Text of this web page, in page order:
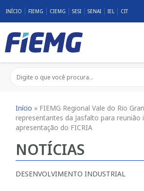
INÍCIO FIEMG CIEMG SESI SENAI IEL CIT
Início » FIEMG Regional Vale do Rio
representantes da Jasfalto para reunião
apresentação do FICRIA
NOTÍCIAS
DESENVOLVIMENTO INDUSTRIAL